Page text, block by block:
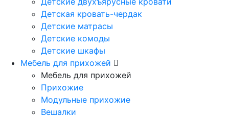
Детская кровать-чердак
Детские матрасы
Детские комоды
Детские шкафы
Мебель для прихожей
Мебель для прихожей
Прихожие
Модульные прихожие
Вешалки